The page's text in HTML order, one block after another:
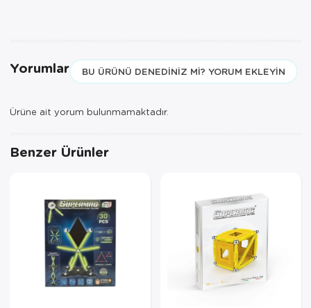
Yorumlar BU ÜRÜNÜ DENEDINIZ MI? YORUM EKLEYIN
Ürüne ait yorum bulunmamaktadır.
Benzer Ürünler